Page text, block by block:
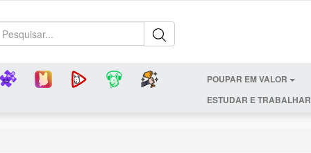
POUPAR EM VALOR
ESTUDAR E TRABALHAR